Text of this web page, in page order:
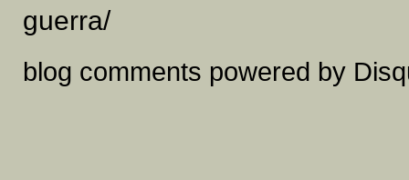
guerra/
blog comments powered by